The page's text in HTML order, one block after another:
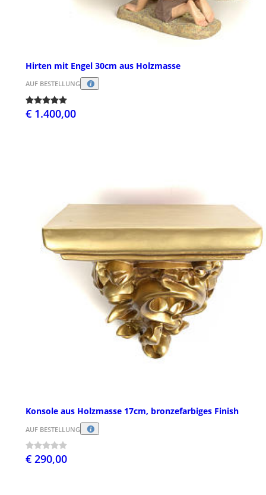
Hirten mit Engel 30cm aus Holzmasse
AUF BESTELLUNG
€ 1.400,00
Konsole aus Holzmasse 17cm, bronzefarbiges Finish
AUF BESTELLUNG
€ 290,00